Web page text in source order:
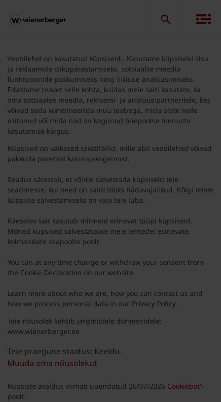
Veebilehel on kasutatud küpsiseid.. Kasutame küpsiseid sisu
ja reklaamide isikupärastamiseks, sotsiaalse meedia
funktsioonide pakkumiseks ning liikluse analüüsimiseks.
Edastame teavet selle kohta, kuidas meie saiti kasutate, ka
oma sotsiaalse meedia, reklaami- ja analüüsipartneritele, kes
võivad seda kombineerida muu teabega, mida olete neile
esitanud või mida nad on kogunud teiepoolse teenuste
kasutamise käigus.
Küpsised on väikesed tekstifailid, mille abil veebilehed võivad
pakkuda paremat kasutajakogemust.
Seadus sätestab, et võime salvestada küpsiseid teie
seadmesse, kui need on saidi tööks hädavajalikud. Kõigi teiste
küpsiste salvestamiseks on vaja teie luba.
Käesolev sait kasutab mitmeid erinevat tüüpi küpsiseid.
Mõned küpsised salvestatakse meie lehtedel esinevate
kolmandate osapoolte poolt.
You can at any time change or withdraw your consent from
the Cookie Declaration on our website.
Learn more about who we are, how you can contact us and
how we process personal data in our Privacy Policy.
Teie nõusolek kehtib järgmistele domeenidele:
www.wienerberger.ee
Teie praegune staatus: Keeldu.
Muuda oma nõusolekut
Küpsiste avaldus viimati uuendatud 26/07/2026 Cookiebot'i
poolt: